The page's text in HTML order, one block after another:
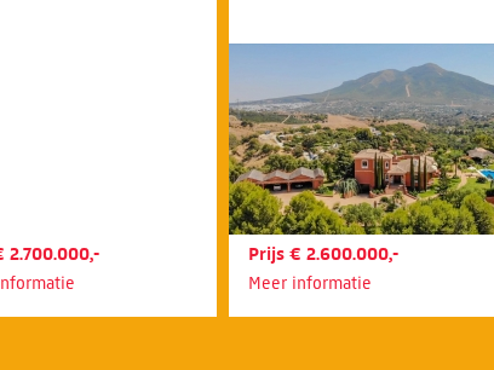
2.700.000,- Prijs € 2.600.000,-
Meer informatie